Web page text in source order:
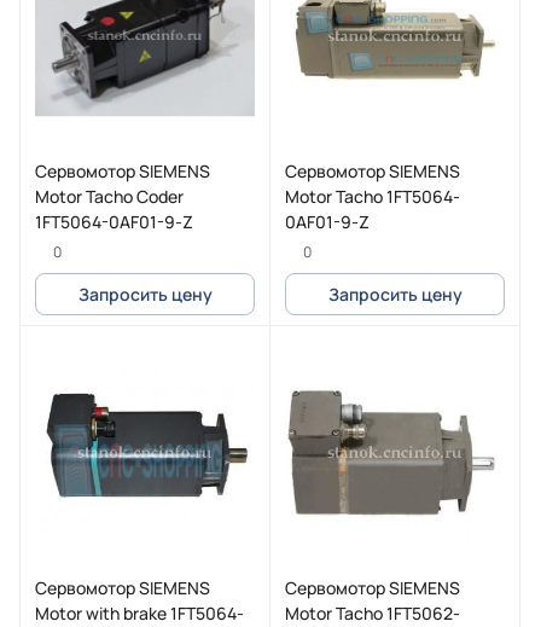
Сервомотор SIEMENS
Motor Tacho Coder
1FT5064-0AF01-9-Z
0
Запросить цену
Сервомотор SIEMENS
Motor Tacho 1FT5064-
0AF01-9-Z
0
Запросить цену
Сервомотор SIEMENS
Motor with brake 1FT5064-
Сервомотор SIEMENS
Motor Tacho 1FT5062-